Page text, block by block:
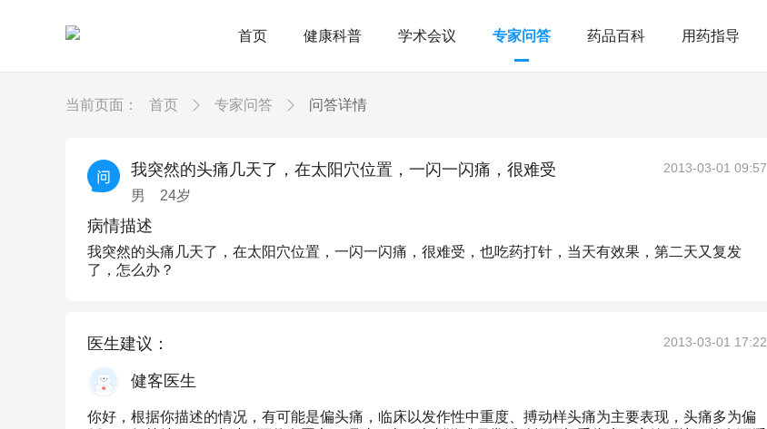
首页 健康科普 学术会议 专家问答 药品百科 用药指导
当前页面： 首页 专家问答 问答详情
我突然的头痛几天了，在太阳穴位置，一闪一闪痛，很难受
男 24岁
2013-03-01 09:57
病情描述
我突然的头痛几天了，在太阳穴位置，一闪一闪痛，很难受，也吃药打针，当天有效果，第二天又复发
了，怎么办？
医生建议： 2013-03-01 17:22
健客医生
你好，根据你描述的情况，有可能是偏头痛，临床以发作性中重度、搏动样头痛为主要表现，头痛多为偏